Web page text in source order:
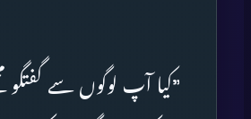
”کیا آپ لوگوں سے گفتگو